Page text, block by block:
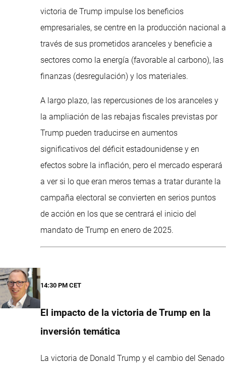
victoria de Trump impulse los beneficios
empresariales, se centre en la producción nacional a
través de sus prometidos aranceles y beneficie a
sectores como la energía (favorable al carbono), las
finanzas (desregulación) y los materiales.
A largo plazo, las repercusiones de los aranceles y
la ampliación de las rebajas fiscales previstas por
Trump pueden traducirse en aumentos
significativos del déficit estadounidense y en
efectos sobre la inflación, pero el mercado esperará
a ver si lo que eran meros temas a tratar durante la
campaña electoral se convierten en serios puntos
de acción en los que se centrará el inicio del
mandato de Trump en enero de 2025.
14:30 PM CET
El impacto de la victoria de Trump en la
inversión temática
La victoria de Donald Trump y el cambio del Senado